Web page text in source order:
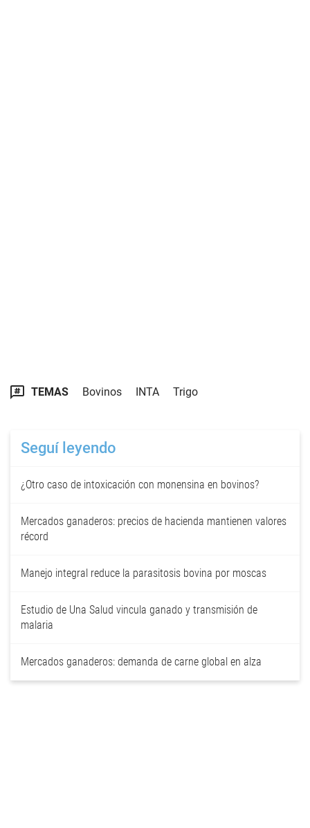
TEMAS Bovinos INTA Trigo
Seguí leyendo
¿Otro caso de intoxicación con monensina en bovinos?
Mercados ganaderos: precios de hacienda mantienen valores
récord
Manejo integral reduce la parasitosis bovina por moscas
Estudio de Una Salud vincula ganado y transmisión de
malaria
Mercados ganaderos: demanda de carne global en alza